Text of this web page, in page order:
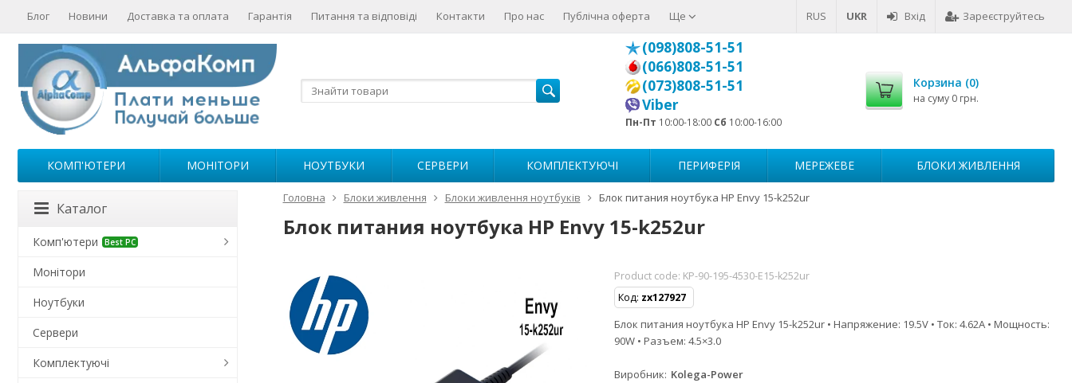
RUS UKR Вхід Зареєструйтесь
Блог Новини Доставка та оплата Гарантія Питання та відповіді Контакти Про нас Публічна оферта Ще
(098)808-51-51
(066)808-51-51
(073)808-51-51
Viber
Пн-Пт 10:00-18:00 Сб 10:00-16:00
Корзина (0)
на суму 0 грн.
КОМП'ЮТЕРИ МОНІТОРИ НОУТБУКИ СЕРВЕРИ КОМПЛЕКТУЮЧІ ПЕРИФЕРІЯ МЕРЕЖЕВЕ БЛОКИ ЖИВЛЕННЯ
Головна Блоки живлення Блоки живлення ноутбуків Блок питания ноутбука HP Envy 15-k252ur
Блок питания ноутбука HP Envy 15-k252ur
Product code: KP-90-195-4530-E15-k252ur
Код: zx127927
Блок питания ноутбука HP Envy 15-k252ur • Напряжение: 19.5V • Ток: 4.62A • Мощность:
90W • Разъем: 4.5×3.0
Виробник Kolega-Power
Каталог
Комп'ютери Best PC
Монітори
Ноутбуки
Сервери
Комплектуючі